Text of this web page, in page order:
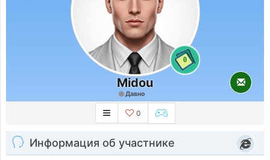
0
Midou
Давно
0
Информация об участнике